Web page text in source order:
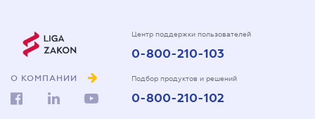
О КОМПАНИИ
Центр поддержки пользователей
0-800-210-103
Подбор продуктов и решений
0-800-210-102